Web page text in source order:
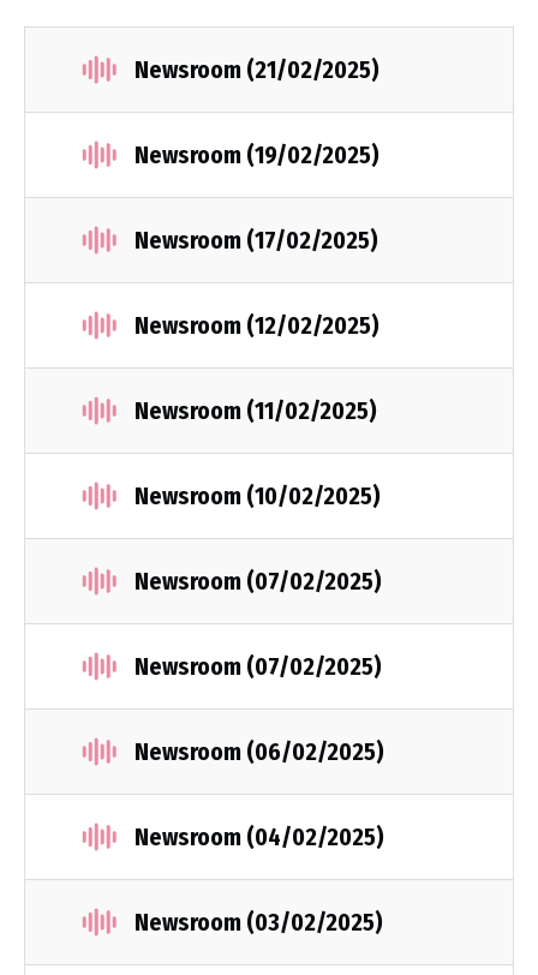
Newsroom (21/02/2025)
Newsroom (19/02/2025)
Newsroom (17/02/2025)
Newsroom (12/02/2025)
Newsroom (11/02/2025)
Newsroom (10/02/2025)
Newsroom (07/02/2025)
Newsroom (07/02/2025)
Newsroom (06/02/2025)
Newsroom (04/02/2025)
Newsroom (03/02/2025)